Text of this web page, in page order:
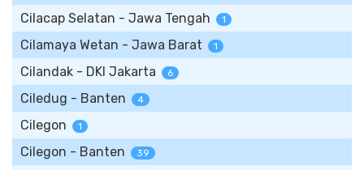
Cilacap Selatan - Jawa Tengah 1
Cilamaya Wetan - Jawa Barat 1
Cilandak - DKI Jakarta 6
Ciledug - Banten 4
Cilegon 1
Cilegon - Banten 39